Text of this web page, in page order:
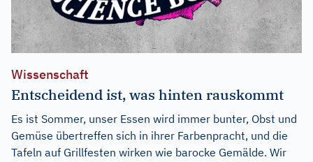
Wissenschaft
Entscheidend ist, was hinten rauskommt
Es ist Sommer, unser Essen wird immer bunter, Obst und
Gemüse übertreffen sich in ihrer Farbenpracht, und die
Tafeln auf Grillfesten wirken wie barocke Gemälde. Wir